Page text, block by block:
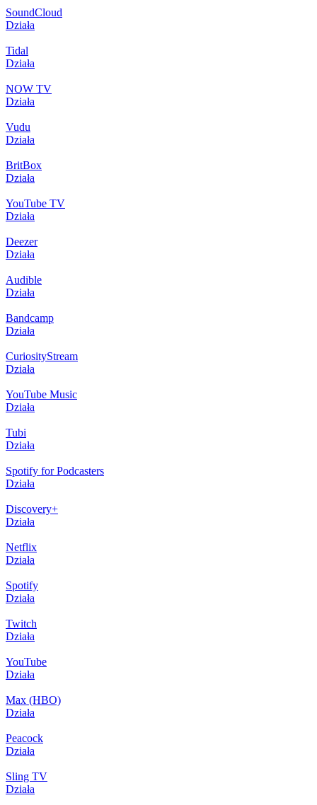
SoundCloud
Działa
Tidal
Działa
NOW TV
Działa
Vudu
Działa
BritBox
Działa
YouTube TV
Działa
Deezer
Działa
Audible
Działa
Bandcamp
Działa
CuriosityStream
Działa
YouTube Music
Działa
Tubi
Działa
Spotify for Podcasters
Działa
Discovery+
Działa
Netflix
Działa
Spotify
Działa
Twitch
Działa
YouTube
Działa
Max (HBO)
Działa
Peacock
Działa
Sling TV
Działa